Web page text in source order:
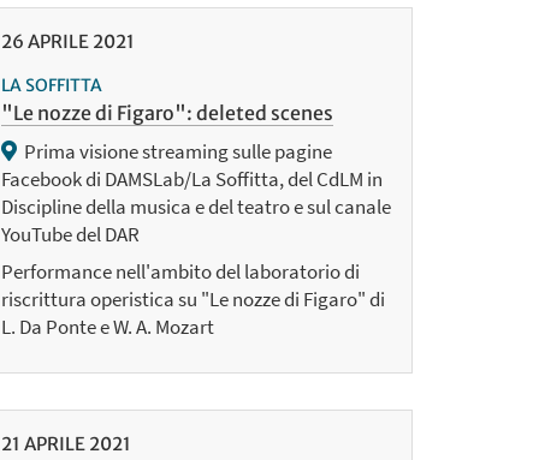
26 APRILE 2021
LA SOFFITTA
"Le nozze di Figaro": deleted scenes
Prima visione streaming sulle pagine
Facebook di DAMSLab/La Soffitta, del CdLM in
Discipline della musica e del teatro e sul canale
YouTube del DAR
Performance nell'ambito del laboratorio di
riscrittura operistica su "Le nozze di Figaro" di
L. Da Ponte e W. A. Mozart
21 APRILE 2021